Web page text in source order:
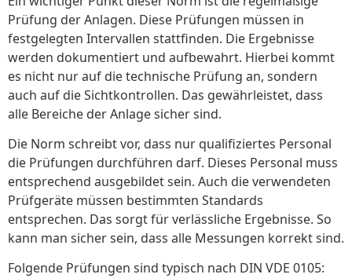
Prüfung der Anlagen. Diese Prüfungen müssen in
festgelegten Intervallen stattfinden. Die Ergebnisse
werden dokumentiert und aufbewahrt. Hierbei kommt
es nicht nur auf die technische Prüfung an, sondern
auch auf die Sichtkontrollen. Das gewährleistet, dass
alle Bereiche der Anlage sicher sind.
Die Norm schreibt vor, dass nur qualifiziertes Personal
die Prüfungen durchführen darf. Dieses Personal muss
entsprechend ausgebildet sein. Auch die verwendeten
Prüfgeräte müssen bestimmten Standards
entsprechen. Das sorgt für verlässliche Ergebnisse. So
kann man sicher sein, dass alle Messungen korrekt sind.
Folgende Prüfungen sind typisch nach DIN VDE 0105: